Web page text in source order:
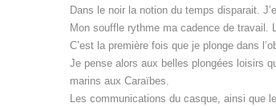
Dans le noir la notion du temps disparait.
Mon souffle rythme ma cadence de travail.
C’est la première fois que je plonge dans
Je pense alors aux belles plongées loisirs
marins aux Caraïbes.
Les communications du casque, ainsi que